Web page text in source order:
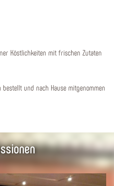
Köstlichkeiten mit frischen Zutaten
und nach Hause mitgenommen